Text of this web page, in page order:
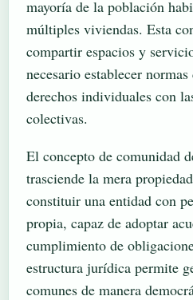
mayoría de la población
múltiples viviendas. Esta
compartir espacios y
necesario establecer
derechos individuales con
colectivas.
El concepto de comunidad
trasciende la mera
constituir una entidad con
propia, capaz de adoptar
cumplimiento de
estructura jurídica permite
comunes de manera